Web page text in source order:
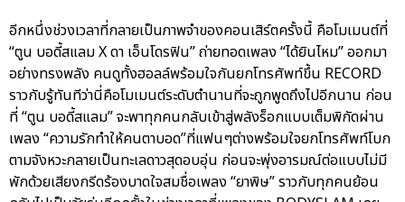
อีกหนึ่งช่วงเวลาที่กลายเป็นภาพจำของคอนเสิร์ตครั้งนี้ คือโมเมนต์ที่
“ตูน บอดี้สแลม X ดา เอ็นโดรฟิน” ถ่ายทอดเพลง “ได้ยินไหม” ออกมา
อย่างทรงพลัง คนดูทั้งฮอลล์พร้อมใจกันยกโทรศัพท์ขึ้น RECORD
ราวกับรู้ทันทีว่านี่คือโมเมนต์ระดับตำนานที่จะถูกพูดถึงไปอีกนาน ก่อน
ที่ “ตูน บอดี้สแลม” จะพาทุกคนกลับเข้าสู่พลังร็อกแบบเต็มพิกัดผ่าน
เพลง “ความรักทำให้คนตาบอด”ที่แฟนๆต่างพร้อมใจยกโทรศัพท์โบก
ตามจังหวะกลายเป็นทะเลดาวสุดอบอุ่น ก่อนจะพุ่งอารมณ์ต่อแบบไม่มี
พักด้วยเสียงกรีดร้องบาดใจสมชื่อเพลง “ยาพิษ” ราวกับทุกคนย้อน